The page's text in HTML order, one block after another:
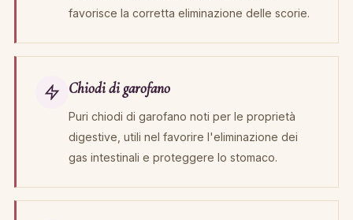
favorisce la corretta eliminazione delle scorie.
Chiodi di garofano
Puri chiodi di garofano noti per le proprietà
digestive, utili nel favorire l'eliminazione dei
gas intestinali e proteggere lo stomaco.